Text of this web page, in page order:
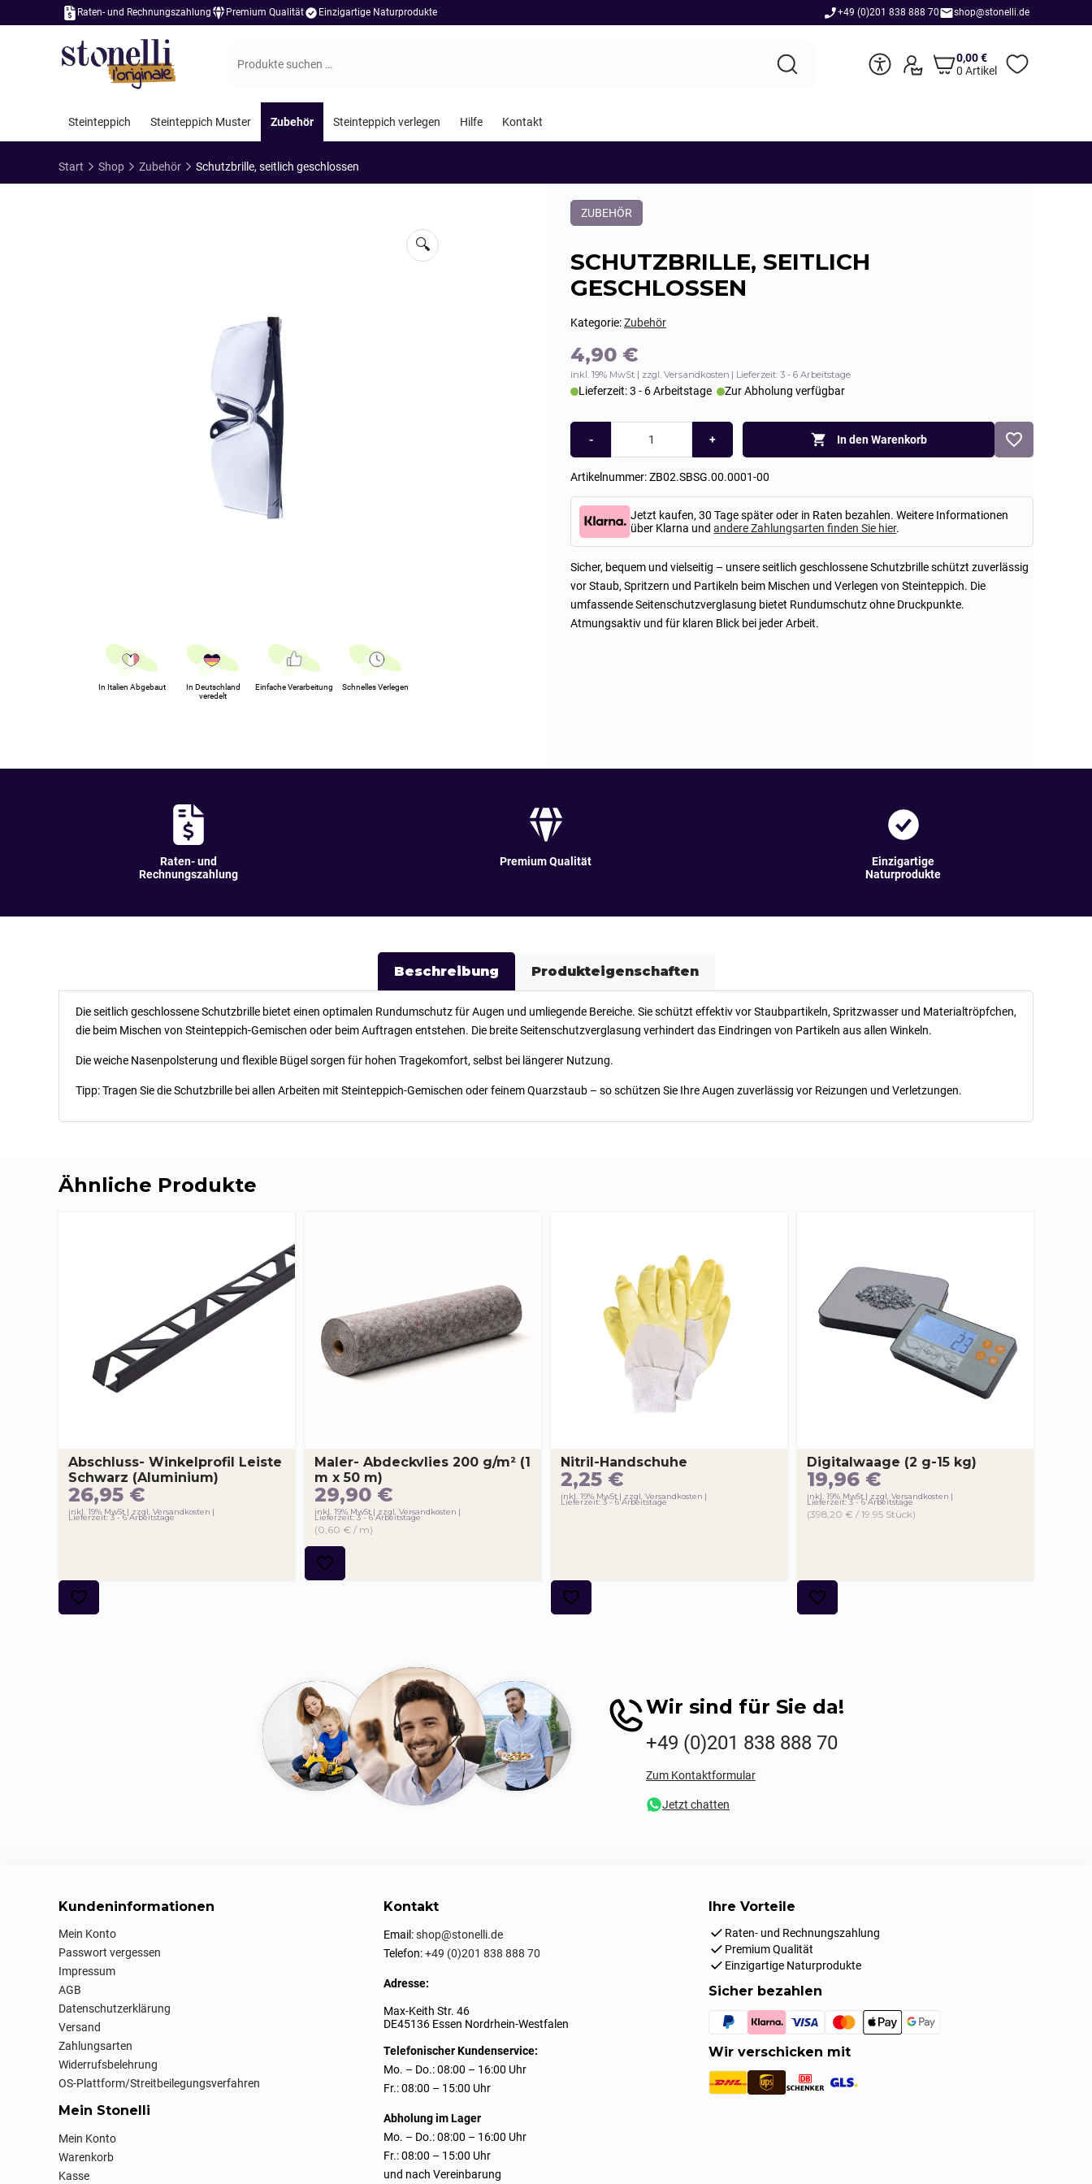
Raten- und Rechnungszahlung Premium Qualität Einzigartige Naturprodukte +49 (0)201 838 888 70 shop@stonelli.de
0,00€
0 Artikel
Suchen
Steinteppich Steinteppich Muster Zubehör Steinteppich verlegen Hilfe Kontakt
Start Shop Zubehör Schutzbrille, seitlich geschlossen
🔍
In Italien Abgebaut
In Deutschland
veredelt
Einfache Verarbeitung Schnelles Verlegen
Dieses
Produkt
als:
Zubehör
ZUBEHÖR
SCHUTZBRILLE, SEITLICH
GESCHLOSSEN
Artikelnummer:ZB02.SBSG.00.0001-00
Kategorie:Zubehör
4,90 €
inkl. 19% MwSt zzgl. Versandkosten Lieferzeit: 3 - 6 Arbeitstage
Sicher, bequem und vielseitig – unsere seitlich geschlossene Schutzbrille schützt zuverlässig
vor Staub, Spritzern und Partikeln beim Mischen und Verlegen von Steinteppich. Die
umfassende Seitenschutzverglasung bietet Rundumschutz ohne Druckpunkte.
Atmungsaktiv und für klaren Blick bei jeder Arbeit.
- + In den Warenkorb
Jetzt kaufen, 30 Tage später oder in Raten bezahlen. Weitere Informationen
über Klarna undandere Zahlungsarten finden Sie hier.
Lieferzeit: 3 - 6 Arbeitstage Zur Abholung verfügbar
Raten- und
Rechnungszahlung
Premium Qualität
Einzigartige
Naturprodukte
Beschreibung Produkteigenschaften
Die seitlich geschlossene Schutzbrille bietet einen optimalen Rundumschutz für Augen und umliegende Bereiche. Sie schützt effektiv vor Staubpartikeln, Spritzwasser und Materialtröpfchen,
die beim Mischen von Steinteppich-Gemischen oder beim Auftragen entstehen. Die breite Seitenschutzverglasung verhindert das Eindringen von Partikeln aus allen Winkeln.
Die weiche Nasenpolsterung und flexible Bügel sorgen für hohen Tragekomfort, selbst bei längerer Nutzung.
Tipp: Tragen Sie die Schutzbrille bei allen Arbeiten mit Steinteppich-Gemischen oder feinem Quarzstaub – so schützen Sie Ihre Augen zuverlässig vor Reizungen und Verletzungen.
Ähnliche Produkte
Abschluss- Winkelprofil Leiste
Schwarz (Aluminium)
26,95 €
inkl. 19% MwSt zzgl. Versandkosten
Lieferzeit: 3 - 6 Arbeitstage
Maler- Abdeckvlies 200 g/m² (1
m x 50 m)
29,90 €
inkl. 19% MwSt zzgl. Versandkosten
Lieferzeit: 3 - 6 Arbeitstage
(0,60 € / m)
Nitril-Handschuhe
2,25 €
inkl. 19% MwSt zzgl. Versandkosten
Lieferzeit: 3 - 6 Arbeitstage
Digitalwaage (2 g-15 kg)
19,96 €
inkl. 19% MwSt zzgl. Versandkosten
Lieferzeit: 3 - 6 Arbeitstage
(398,20 € / 19.95 Stück)
Wir sind für Sie da!
+49 (0)201 838 888 70
Zum Kontaktformular
Jetzt chatten
Kundeninformationen
Mein Konto
Passwort vergessen
Impressum
AGB
Datenschutzerklärung
Versand
Zahlungsarten
Widerrufsbelehrung
OS-Plattform/Streitbeilegungsverfahren
Mein Stonelli
Mein Konto
Warenkorb
Kasse
Kontakt
Email:shop@stonelli.de
Telefon:+49 (0)201 838 888 70
Adresse:
Max-Keith Str. 46
DE45136 Essen Nordrhein-Westfalen
Telefonischer Kundenservice:
Mo. – Do.: 08:00 – 16:00 Uhr
Fr.: 08:00 – 15:00 Uhr
Abholung im Lager
Mo. – Do.: 08:00 – 16:00 Uhr
Fr.: 08:00 – 15:00 Uhr
und nach Vereinbarung
Ihre Vorteile
Raten- und Rechnungszahlung
Premium Qualität
Einzigartige Naturprodukte
Sicher bezahlen
Wir verschicken mit